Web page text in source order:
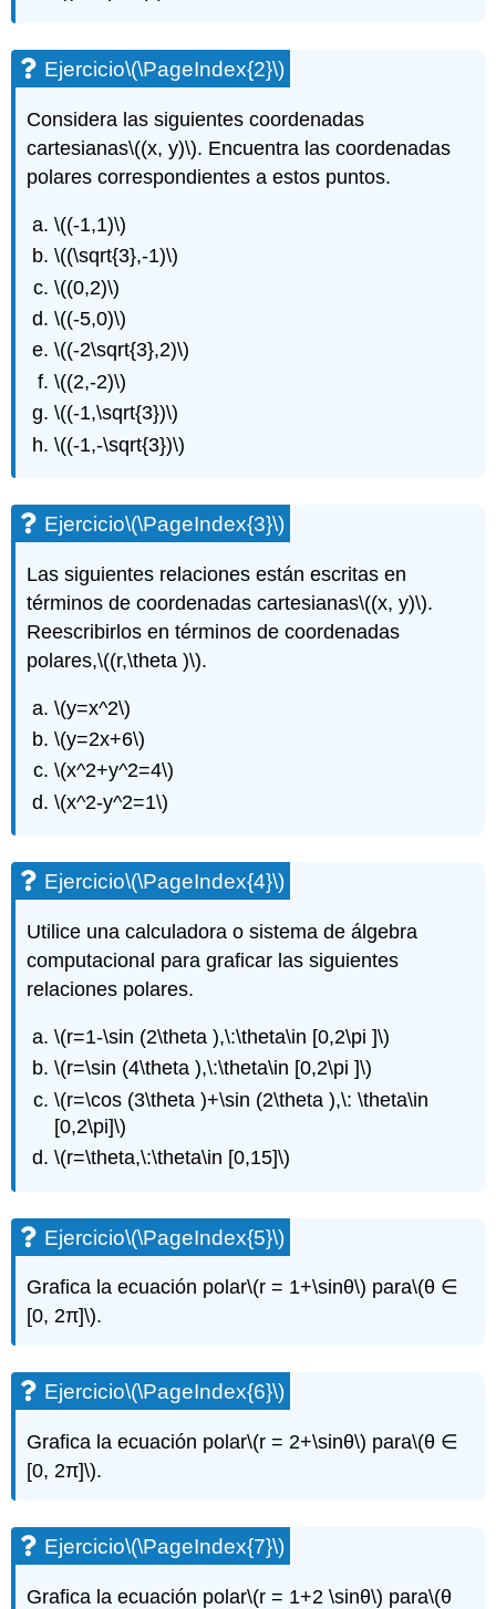
Ejercicio\(\PageIndex{2}\)
Considera las siguientes coordenadas
cartesianas\((x, y)\). Encuentra las coordenadas
polares correspondientes a estos puntos.
\((-1,1)\)
\((\sqrt{3},-1)\)
\((0,2)\)
\((-5,0)\)
\((-2\sqrt{3},2)\)
\((2,-2)\)
\((-1,\sqrt{3})\)
\((-1,-\sqrt{3})\)
Ejercicio\(\PageIndex{3}\)
Las siguientes relaciones están escritas en
términos de coordenadas cartesianas\((x, y)\).
Reescribirlos en términos de coordenadas
polares,\((r,\theta )\).
\(y=x^2\)
\(y=2x+6\)
\(x^2+y^2=4\)
\(x^2-y^2=1\)
Ejercicio\(\PageIndex{4}\)
Utilice una calculadora o sistema de álgebra
computacional para graficar las siguientes
relaciones polares.
\(r=1-\sin (2\theta ),\:\theta\in [0,2\pi ]\)
\(r=\sin (4\theta ),\:\theta\in [0,2\pi ]\)
\(r=\cos (3\theta )+\sin (2\theta ),\: \theta\in
[0,2\pi]\)
\(r=\theta,\:\theta\in [0,15]\)
Ejercicio\(\PageIndex{5}\)
Grafica la ecuación polar\(r = 1+\sinθ\) para\(θ ∈
[0, 2π]\).
Ejercicio\(\PageIndex{6}\)
Grafica la ecuación polar\(r = 2+\sinθ\) para\(θ ∈
[0, 2π]\).
Ejercicio\(\PageIndex{7}\)
Grafica la ecuación polar\(r = 1+2 \sinθ\) para\(θ